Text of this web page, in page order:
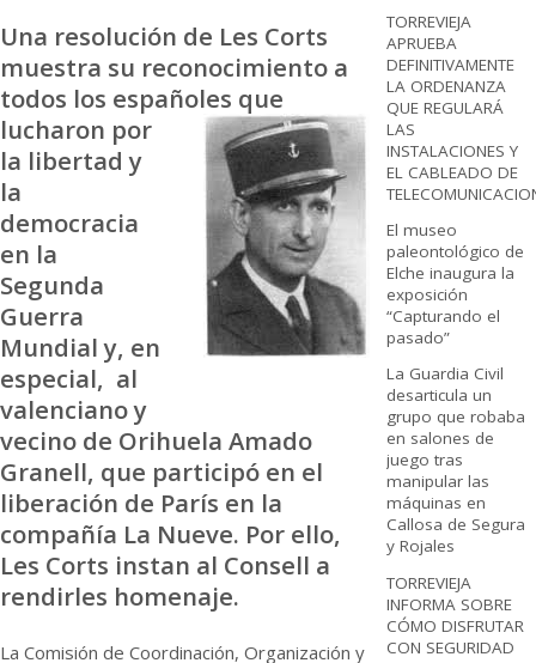
Una resolución de Les Corts
muestra su reconocimiento a
todos los españoles que
lucharon por
la libertad y
la
democracia
en la
Segunda
Guerra
Mundial y, en
especial, al
valenciano y
vecino de Orihuela Amado
Granell, que participó en el
liberación de París en la
compañía La Nueve. Por ello,
Les Corts instan al Consell a
rendirles homenaje.
La Comisión de Coordinación, Organización y
TORREVIEJA
APRUEBA
DEFINITIVAMENTE
LA ORDENANZA
QUE REGULARÁ
LAS
INSTALACIONES Y
EL CABLEADO DE
El museo
paleontológico de
Elche inaugura la
exposición
“Capturando el
pasado”
La Guardia Civil
desarticula un
grupo que robaba
en salones de
juego tras
manipular las
máquinas en
Callosa de Segura
y Rojales
TORREVIEJA
INFORMA SOBRE
CÓMO DISFRUTAR
CON SEGURIDAD